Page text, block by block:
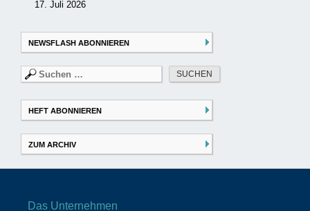
17. Juli 2026
NEWSFLASH ABONNIEREN
Suchen
nach:
HEFT ABONNIEREN
ZUM ARCHIV
Das Unternehmen